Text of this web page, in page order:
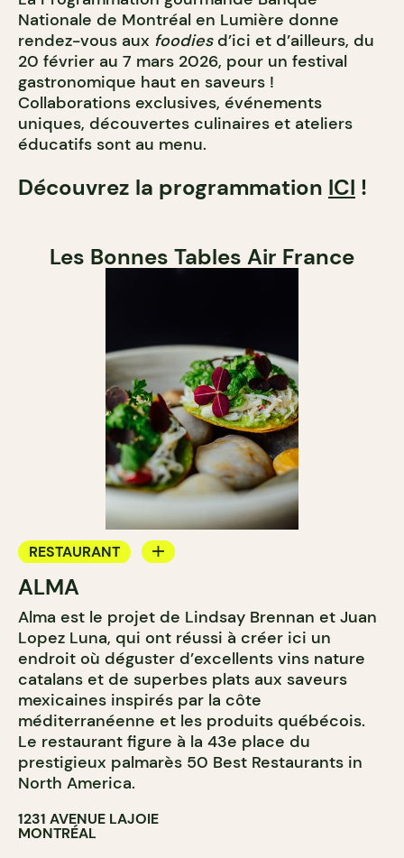
Nationale de Montréal en Lumière donne
rendez-vous aux foodiesd’ici et d’ailleurs, du
20 février au 7 mars 2026, pour un festival
gastronomique haut en saveurs !
Collaborations exclusives, événements
uniques, découvertes culinaires et ateliers
éducatifs sont au menu.
Découvrez la programmation ICI !
Les Bonnes Tables Air France
RESTAURANT
BAR À VIN
CAVISTE
ALMA
Alma est le projet de Lindsay Brennan et Juan
Lopez Luna, qui ont réussi à créer ici un
endroit où déguster d’excellents vins nature
catalans et de superbes plats aux saveurs
mexicaines inspirés par la côte
méditerranéenne et les produits québécois.
Le restaurant figure à la 43e place du
prestigieux palmarès 50 Best Restaurants in
North America.
1231 AVENUE LAJOIE
MONTRÉAL